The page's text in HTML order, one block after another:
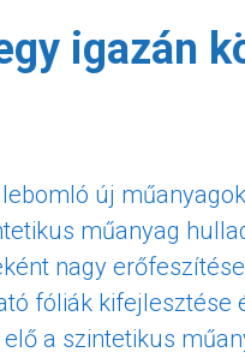
igazán
új
műanyag
nagy
fóliák kifejlesztése
a szintetikus